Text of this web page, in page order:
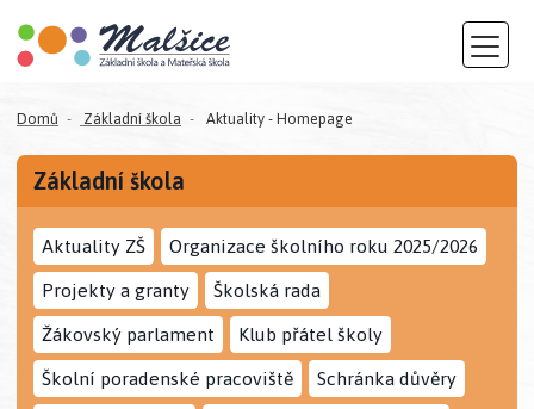
Domů Základní škola Aktuality - Homepage
Základní škola
Aktuality ZŠ Organizace školního roku 2025/2026
Projekty a granty Školská rada
Žákovský parlament Klub přátel školy
Školní poradenské pracoviště Schránka důvěry